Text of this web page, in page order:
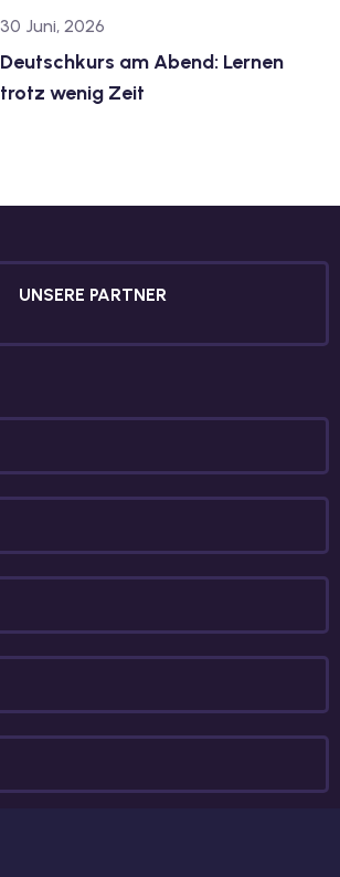
30 Juni, 2026
Deutschkurs am Abend: Lernen
trotz wenig Zeit
UNSERE PARTNER